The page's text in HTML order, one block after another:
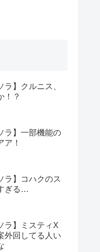
ラ】クルニス、
！？
ラ】一部機能の
ア！
ラ】コハクのス
ぎる…
ラ】ミスティX
外回してる人い